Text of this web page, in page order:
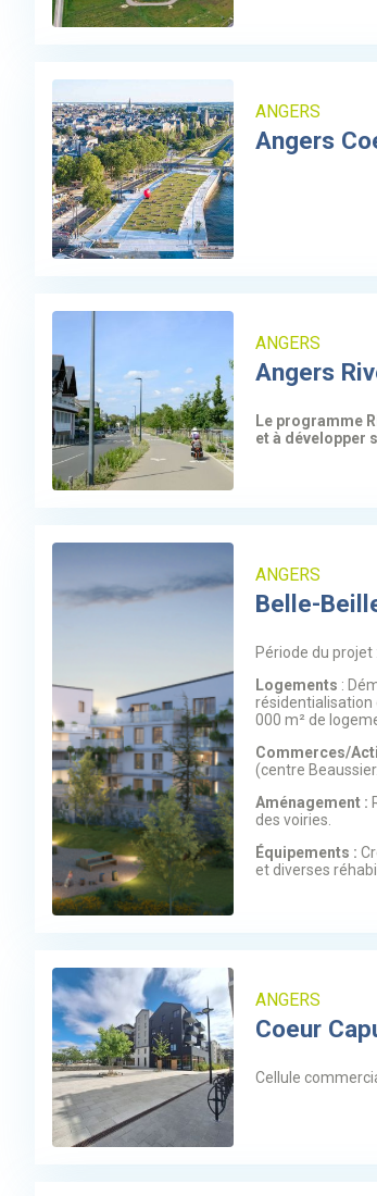
ANGERS
Angers
ANGERS
Angers
Le programme
et à développer
ANGERS
Belle-
Période du projet
Logements :
résidentialisation
000 m² de
Commerces/
(centre
Aménagement :
des voiries.
Équipements :
et diverses
ANGERS
Coeur
Cellule